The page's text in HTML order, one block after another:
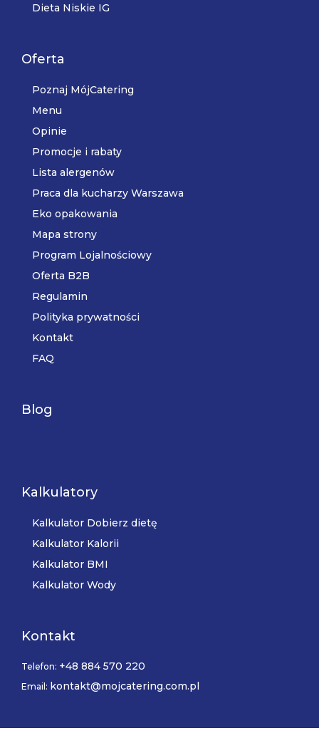
Dieta Niskie IG
Oferta
Poznaj MójCatering
Menu
Opinie
Promocje i rabaty
Lista alergenów
Praca dla kucharzy Warszawa
Eko opakowania
Mapa strony
Program Lojalnościowy
Oferta B2B
Regulamin
Polityka prywatności
Kontakt
FAQ
Blog
Kalkulatory
Kalkulator Dobierz dietę
Kalkulator Kalorii
Kalkulator BMI
Kalkulator Wody
Kontakt
Telefon: +48 884 570 220
Email: kontakt@mojcatering.com.pl